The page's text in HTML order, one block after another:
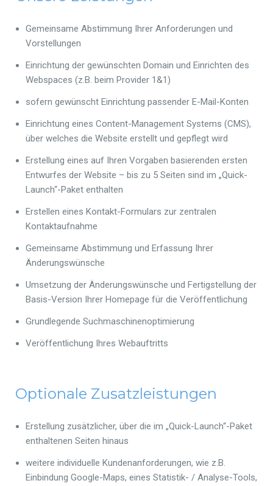
Gemeinsame Abstimmung Ihrer Anforderungen und
Vorstellungen
Einrichtung der gewünschten Domain und Einrichten des
Webspaces (z.B. beim Provider 1&1)
sofern gewünscht Einrichtung passender E-Mail-Konten
Einrichtung eines Content-Management Systems (CMS),
über welches die Website erstellt und gepflegt wird
Erstellung eines auf Ihren Vorgaben basierenden ersten
Entwurfes der Website – bis zu 5 Seiten sind im „Quick-
Launch“-Paket enthalten
Erstellen eines Kontakt-Formulars zur zentralen
Kontaktaufnahme
Gemeinsame Abstimmung und Erfassung Ihrer
Änderungswünsche
Umsetzung der Änderungswünsche und Fertigstellung der
Basis-Version Ihrer Homepage für die Veröffentlichung
Grundlegende Suchmaschinenoptimierung
Veröffentlichung Ihres Webauftritts
Optionale Zusatzleistungen
Erstellung zusätzlicher, über die im „Quick-Launch“-Paket
enthaltenen Seiten hinaus
weitere individuelle Kundenanforderungen, wie z.B.
Einbindung Google-Maps, eines Statistik- / Analyse-Tools,